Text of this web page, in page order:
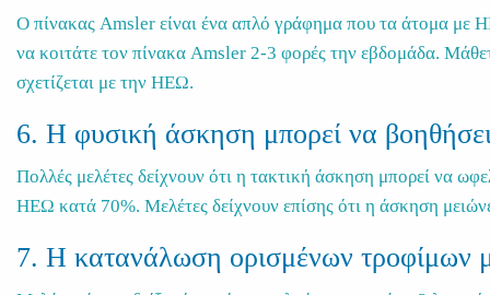
O πίνακας Amsler είναι ένα απλό γράφημα που τα άτομα με
να κοιτάτε τον πίνακα Amsler 2-3 φορές την εβδομάδα.
σχετίζεται με την ΗΕΩ.
6. Η φυσική άσκηση μπορεί να
Πολλές μελέτες δείχνουν ότι η τακτική άσκηση μπορεί να
ΗΕΩ κατά 70%. Μελέτες δείχνουν επίσης ότι η άσκηση
7. Η κατανάλωση ορισμένων τροφίμων